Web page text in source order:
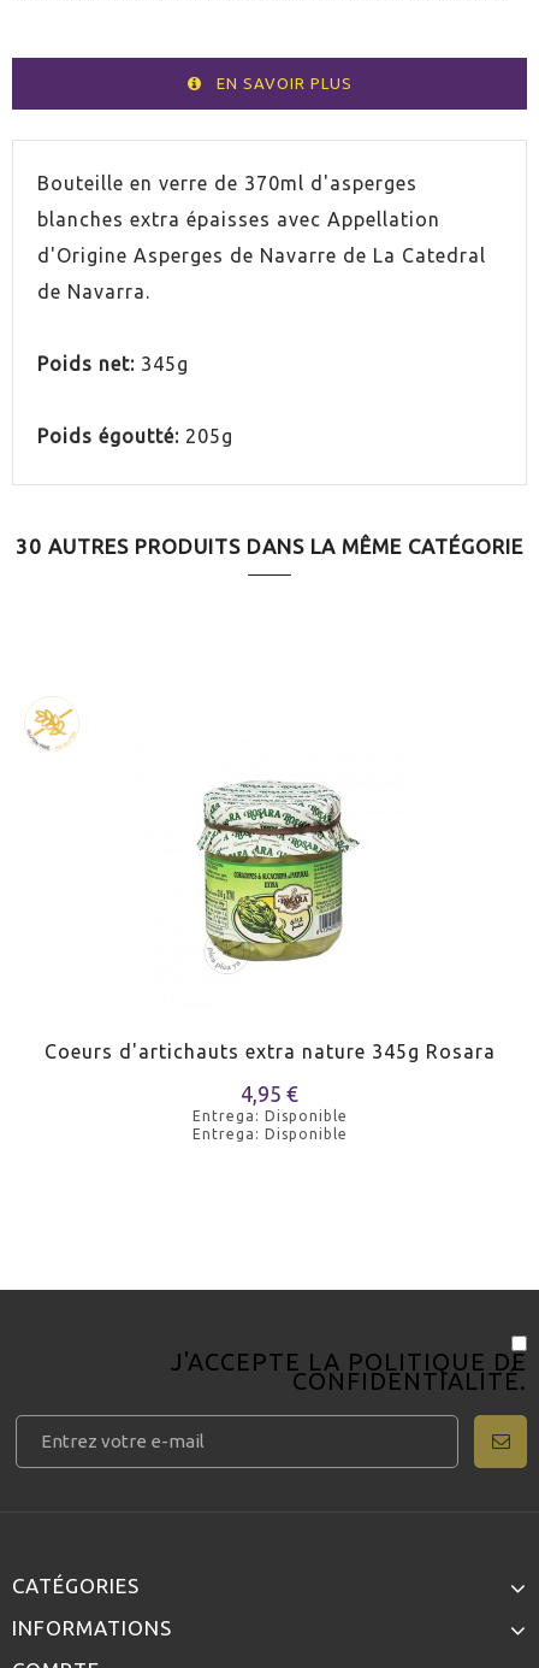
EN SAVOIR PLUS
Bouteille en verre de 370ml d'asperges
blanches extra épaisses avec Appellation
d'Origine Asperges de Navarre de La Catedral
de Navarra.
Poids net: 345g
Poids égoutté: 205g
30 AUTRES PRODUITS DANS LA MÊME CATÉGORIE
Coeurs d'artichauts extra nature 345g Rosara
4,95 €
Entrega: Disponible
Entrega: Disponible
J'ACCEPTE LA POLITIQUE DE
CONFIDENTIALITÉ.
CATÉGORIES
INFORMATIONS